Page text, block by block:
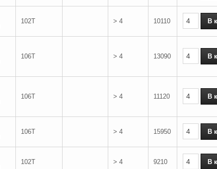
102T > 4 10110
106T > 4 13090
106T > 4 11120
106T > 4 15950
102T > 4 9210